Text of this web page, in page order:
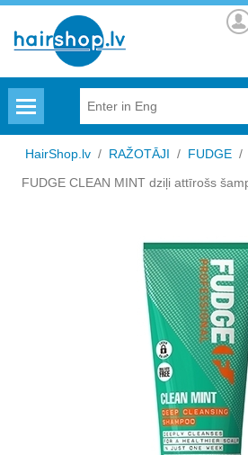
HairShop.lv / RAŽOTĀJI / FUDGE /
FUDGE CLEAN MINT dziļi attīrošs